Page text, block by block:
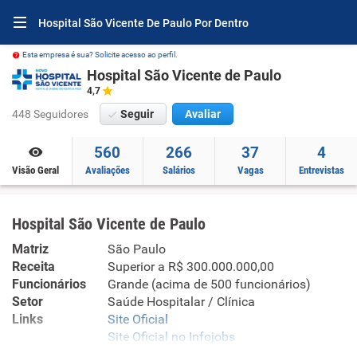
Hospital São Vicente De Paulo Por Dentro
Esta empresa é sua? Solicite acesso ao perfil.
Hospital São Vicente de Paulo
4,7
448 Seguidores Seguir Avaliar
Visão Geral
560
Avaliações
266
Salários
37
Vagas
4
Entrevistas
Hospital São Vicente de Paulo
Matriz
São Paulo
Receita
Superior a R$ 300.000.000,00
Funcionários
Grande (acima de 500 funcionários)
Setor
Saúde Hospitalar / Clínica
Links
Site Oficial
Site Oficial no Infojobs